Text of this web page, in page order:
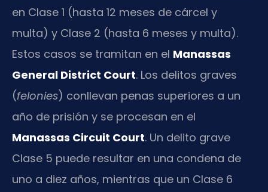
en Clase 1 (hasta 12 meses de cárcel y
multa) y Clase 2 (hasta 6 meses y multa).
Estos casos se tramitan en el Manassas
General District Court. Los delitos graves
(felonies) conllevan penas superiores a un
año de prisión y se procesan en el
Manassas Circuit Court. Un delito grave
Clase 5 puede resultar en una condena de
uno a diez años, mientras que un Clase 6